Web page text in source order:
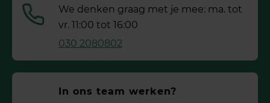
We denken graag met je mee: ma. tot
vr. 11:00 tot 16:00
030 2080802
In ons team werken?